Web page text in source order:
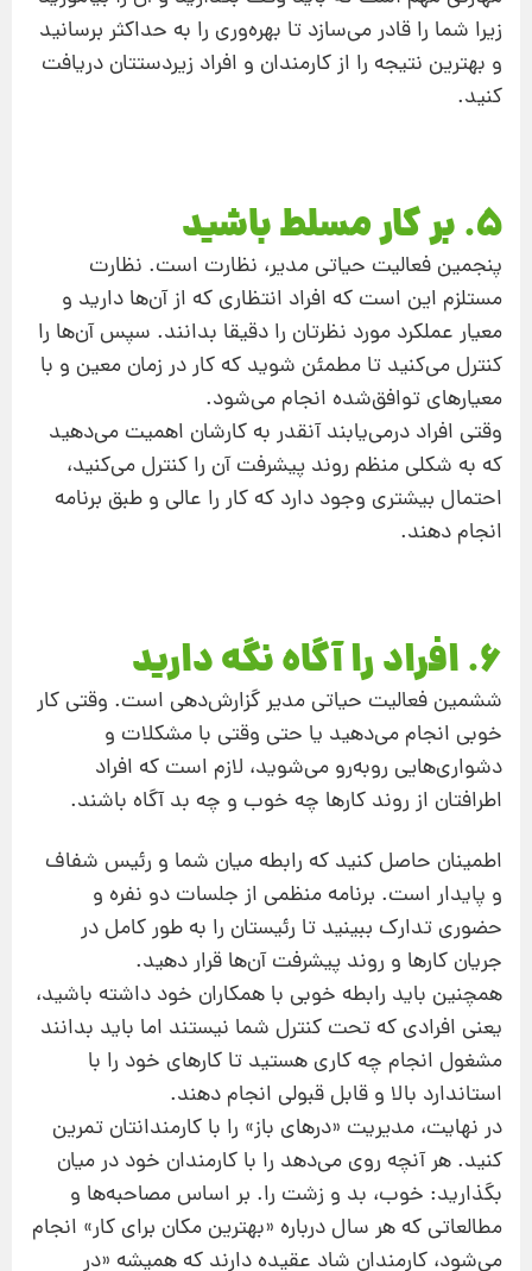
زیرا شما را قادر می‌سازد تا بهره‌وری را به حداکثر برسانید
و بهترین نتیجه را از کارمندان و افراد زیردستتان دریافت
کنید.
5. بر کار مسلط باشید
پنجمین فعالیت حیاتی مدیر،‌ نظارت است. نظارت
مستلزم این است که افراد انتظاری که از آن‌ها دارید و
معیار عملکرد مورد نظرتان را دقیقا بدانند. سپس آن‌ها را
کنترل می‌کنید تا مطمئن شوید که کار در زمان معین و با
معیارهای توافق‌شده انجام می‌شود.
وقتی افراد درمی‌یابند آنقدر به کارشان اهمیت می‌دهید
که به شکلی منظم روند پیشرفت آن را کنترل می‌کنید،
احتمال بیشتری وجود دارد که کار را عالی و طبق برنامه
انجام دهند.
6. افراد را آگاه نگه‌ دارید
ششمین فعالیت حیاتی مدیر گزارش‌دهی است. وقتی کار
خوبی انجام می‌دهید یا حتی وقتی با مشکلات و
دشواری‌هایی روبه‌رو می‌شوید، لازم است که افراد
اطرافتان از روند کارها چه خوب و چه بد آگاه باشند.
اطمینان حاصل کنید که رابطه میان شما و رئیس شفاف
و پایدار است. برنامه منظمی از جلسات دو نفره و
حضوری تدارک ببینید تا رئیستان را به طور کامل در
جریان کارها و روند پیشرفت آن‌ها قرار دهید.
همچنین باید رابطه خوبی با همکاران خود داشته باشید،
یعنی افرادی که تحت کنترل شما نیستند اما باید بدانند
مشغول انجام چه کاری هستید تا کارهای خود را با
استاندارد بالا و قابل قبولی انجام دهند.
در نهایت، مدیریت «درهای باز» را با کارمندانتان تمرین
کنید. هر آنچه روی می‌دهد را با کارمندان خود در میان
بگذارید: خوب، بد و زشت را. بر اساس مصاحبه‌ها و
مطالعاتی که هر سال درباره «بهترین مکان برای کار» انجام
می‌شود، کارمندان شاد عقیده دارند که همیشه «در